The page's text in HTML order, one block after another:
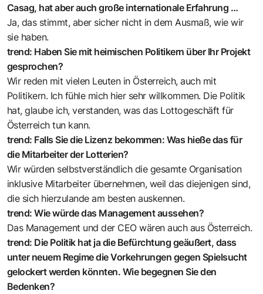
Casag, hat aber auch große internationale Erfahrung …
Ja, das stimmt, aber sicher nicht in dem Ausmaß, wie wir
sie haben.
trend: Haben Sie mit heimischen Politikern über Ihr Projekt
gesprochen?
Wir reden mit vielen Leuten in Österreich, auch mit
Politikern. Ich fühle mich hier sehr willkommen. Die Politik
hat, glaube ich, verstanden, was das Lottogeschäft für
Österreich tun kann.
trend: Falls Sie die Lizenz bekommen: Was hieße das für
die Mitarbeiter der Lotterien?
Wir würden selbstverständlich die gesamte Organisation
inklusive Mitarbeiter übernehmen, weil das diejenigen sind,
die sich hierzulande am besten auskennen.
trend: Wie würde das Management aussehen?
Das Management und der CEO wären auch aus Österreich.
trend: Die Politik hat ja die Befürchtung geäußert, dass
unter neuem Regime die Vorkehrungen gegen Spielsucht
gelockert werden könnten. Wie begegnen Sie den
Bedenken?